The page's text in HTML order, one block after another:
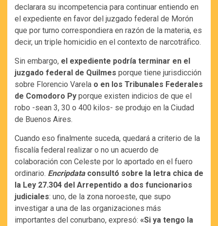
declarara su incompetencia para continuar entiendo en
el expediente en favor del juzgado federal de Morón
que por turno correspondiera en razón de la materia, es
decir, un triple homicidio en el contexto de narcotráfico.
Sin embargo, el expediente podría terminar en el
juzgado federal de Quilmes porque tiene jurisdicción
sobre Florencio Varela o en los Tribunales Federales
de Comodoro Py porque existen indicios de que el
robo -sean 3, 30 o 400 kilos- se produjo en la Ciudad
de Buenos Aires.
Cuando eso finalmente suceda, quedará a criterio de la
fiscalía federal realizar o no un acuerdo de
colaboración con Celeste por lo aportado en el fuero
ordinario. Encripdataconsultó sobre la letra chica de
la Ley 27.304 del Arrepentido a dos funcionarios
judiciales: uno, de la zona noroeste, que supo
investigar a una de las organizaciones más
importantes del conurbano, expresó: «Si ya tengo la